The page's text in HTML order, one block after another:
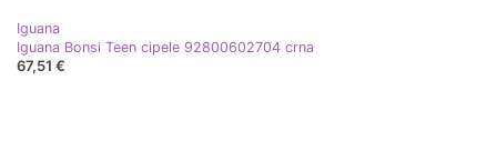
Iguana
Iguana Bonsi Teen cipele 92800602704 crna
67,51 €